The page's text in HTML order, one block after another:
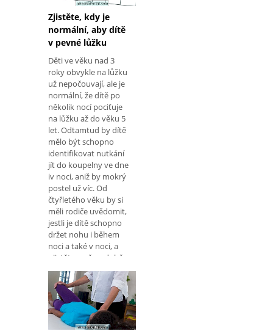
Zjistěte, kdy je
normální, aby dítě
v pevné lůžku
Děti ve věku nad 3
roky obvykle na lůžku
už nepočouvají, ale je
normální, že dítě po
několik nocí pociťuje
na lůžku až do věku 5
let. Odtamtud by dítě
mělo být schopno
identifikovat nutkání
jít do koupelny ve dne
iv noci, aniž by mokrý
postel už víc. Od
čtyřletého věku by si
měli rodiče uvědomit,
jestli je dítě schopno
držet nohu i během
noci a také v noci, a
ujistěte se, že v době,
kdy se probudí ráno,
nenaklání v posteli.
Kdy se bojíte Mohlo by
to být důvodem k
obavám,